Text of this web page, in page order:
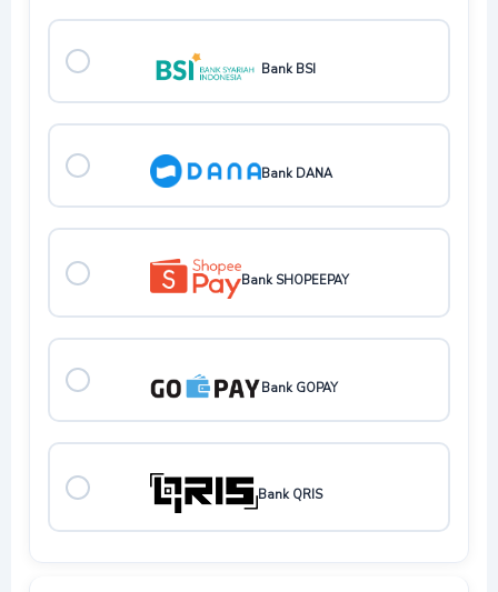
Bank BSI
Bank DANA
Bank SHOPEEPAY
Bank GOPAY
Bank QRIS